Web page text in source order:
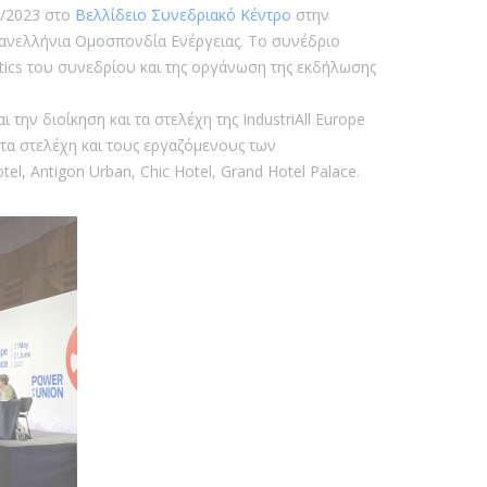
2023 στο Βελλίδειο Συνεδριακό Κέντρο στην
Ομοσπονδία Ενέργειας. Το συνέδριο
του συνεδρίου και της οργάνωση της εκδήλωσης
διοίκηση και τα στελέχη της IndustriAll Europe
στελέχη και τους εργαζόμενους των
Antigon Urban, Chic Hotel, Grand Hotel Palace.